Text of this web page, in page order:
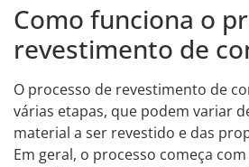
Como funciona o
revestimento de
O processo de revestimento de
várias etapas, que podem variar
material a ser revestido e das
Em geral, o processo começa